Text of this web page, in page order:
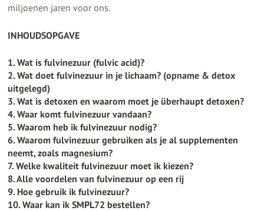
miljoenen jaren voor ons.
INHOUDSOPGAVE
1. Wat is fulvinezuur (fulvic acid)?
2. Wat doet fulvinezuur in je lichaam? (opname & detox
uitgelegd)
3. Wat is detoxen en waarom moet je überhaupt detoxen?
4. Waar komt fulvinezuur vandaan?
5. Waarom heb ik fulvinezuur nodig?
6. Waarom fulvinezuur gebruiken als je al supplementen
neemt, zoals magnesium?
7. Welke kwaliteit fulvinezuur moet ik kiezen?
8. Alle voordelen van fulvinezuur op een rij
9. Hoe gebruik ik fulvinezuur?
10. Waar kan ik SMPL72 bestellen?